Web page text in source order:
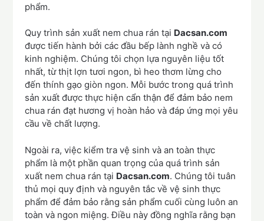
phẩm.
Quy trình sản xuất nem chua rán tại Dacsan.com
được tiến hành bởi các đầu bếp lành nghề và có
kinh nghiệm. Chúng tôi chọn lựa nguyên liệu tốt
nhất, từ thịt lợn tươi ngon, bì heo thơm lừng cho
đến thính gạo giòn ngon. Mỗi bước trong quá trình
sản xuất được thực hiện cẩn thận để đảm bảo nem
chua rán đạt hương vị hoàn hảo và đáp ứng mọi yêu
cầu về chất lượng.
Ngoài ra, việc kiểm tra vệ sinh và an toàn thực
phẩm là một phần quan trọng của quá trình sản
xuất nem chua rán tại Dacsan.com. Chúng tôi tuân
thủ mọi quy định và nguyên tắc về vệ sinh thực
phẩm để đảm bảo rằng sản phẩm cuối cùng luôn an
toàn và ngon miệng. Điều này đồng nghĩa rằng bạn